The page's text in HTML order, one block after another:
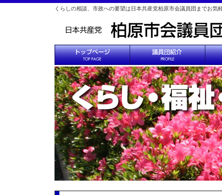
くらしの相談、市政への要望は日本共産党柏原市会議員団までお気